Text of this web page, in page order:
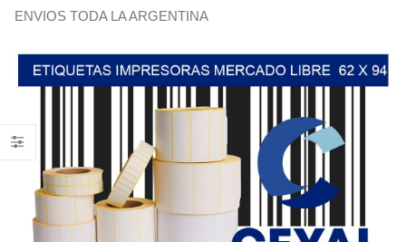
ENVIOS TODA LA ARGENTINA